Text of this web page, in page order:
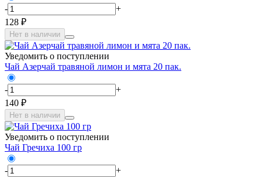
-
+
128 ₽
Нет в наличии
Уведомить о поступлении
Чай Азерчай травяной лимон и мята 20 пак.
-
+
140 ₽
Нет в наличии
Уведомить о поступлении
Чай Гречиха 100 гр
-
+